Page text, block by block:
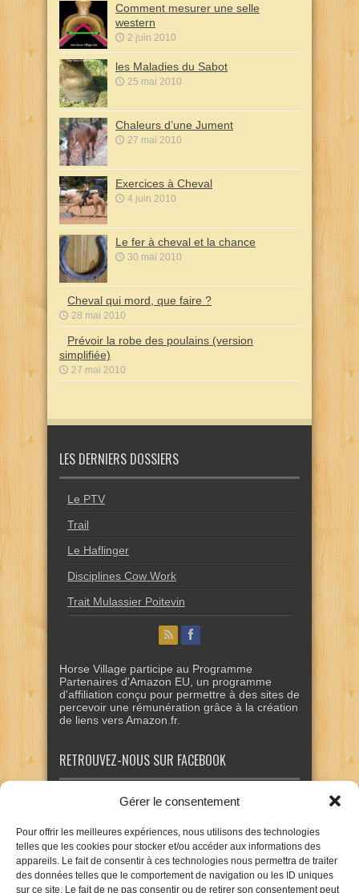
Gérer le consentement
Pour offrir les meilleures expériences, nous utilisons des technologies
telles que les cookies pour stocker et/ou accéder aux informations des
appareils. Le fait de consentir à ces technologies nous permettra de traiter
des données telles que le comportement de navigation ou les ID uniques
sur ce site. Le fait de ne pas consentir ou de retirer son consentement peut
Comment mesurer une selle
western
2 juin 2010
les Maladies du Sabot
25 mai 2010
Chaleurs d’une Jument
27 mai 2010
Exercices à Cheval
4 juin 2010
Le fer à cheval et la chance
30 mai 2010
Cheval qui mord, que faire ?
28 mai 2010
Prévoir la robe des poulains (version
simplifiée)
27 mai 2010
LES DERNIERS DOSSIERS
Le PTV
Trail
Le Haflinger
Disciplines Cow Work
Trait Mulassier Poitevin
Horse Village participe au Programme
Partenaires d'Amazon EU, un programme
d'affiliation conçu pour permettre à des sites de
percevoir une rémunération grâce à la création
de liens vers Amazon.fr.
RETROUVEZ-NOUS SUR FACEBOOK